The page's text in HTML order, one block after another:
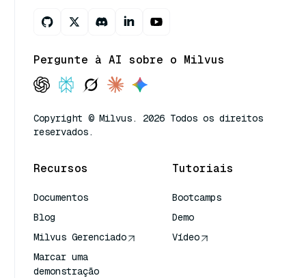
Pergunte à AI sobre o Milvus
Copyright © Milvus. 2026 Todos os direitos
reservados.
Recursos
Documentos
Blog
Milvus Gerenciado
Marcar uma
demonstração
Tutoriais
Bootcamps
Demo
Vídeo